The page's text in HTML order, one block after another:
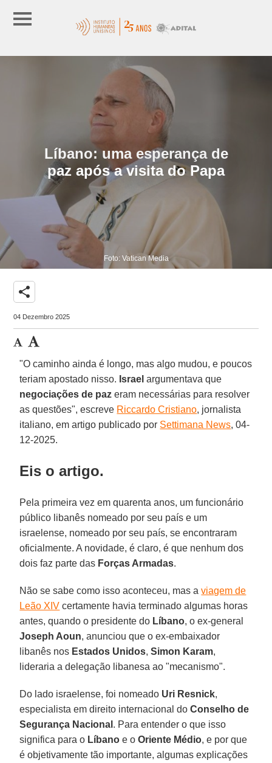
Líbano: uma esperança de
paz após a visita do Papa
Foto: Vatican Media
share
04 Dezembro 2025
"O caminho ainda é longo, mas algo mudou, e poucos
teriam apostado nisso. Israel argumentava que
negociações de paz eram necessárias para resolver
as questões", escreve Riccardo Cristiano, jornalista
italiano, em artigo publicado por Settimana News, 04-
12-2025.
Eis o artigo.
Pela primeira vez em quarenta anos, um funcionário
público libanês nomeado por seu país e um
israelense, nomeado por seu país, se encontraram
oficialmente. A novidade, é claro, é que nenhum dos
dois faz parte das Forças Armadas.
Não se sabe como isso aconteceu, mas aviagem de
Leão XIV certamente havia terminado algumas horas
antes, quando o presidente do Líbano, o ex-general
Joseph Aoun, anunciou que o ex-embaixador
libanês nos Estados Unidos,Simon Karam,
lideraria a delegação libanesa ao "mecanismo".
Do lado israelense, foi nomeado Uri Resnick,
especialista em direito internacional doConselho de
Segurança Nacional . Para entender o que isso
significa para o Líbano e oOriente Médio, e por que
é objetivamente tão importante, algumas explicações